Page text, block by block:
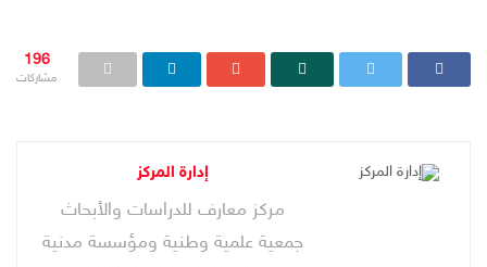
196
مشاركات
إدارة المركز
مركز معارف للدراسات والأبحاث
جمعية علمية وطنية ومؤسسة مدنية